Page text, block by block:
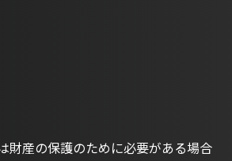
財産の保護のために必要がある場合